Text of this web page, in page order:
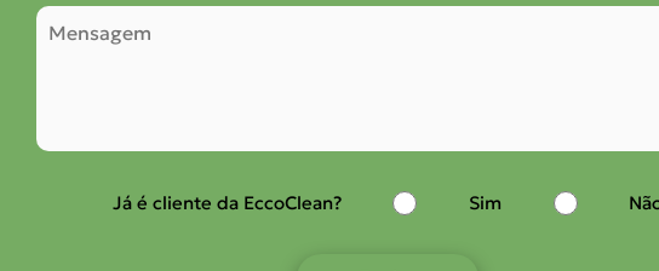
Já é cliente da EccoClean? Sim